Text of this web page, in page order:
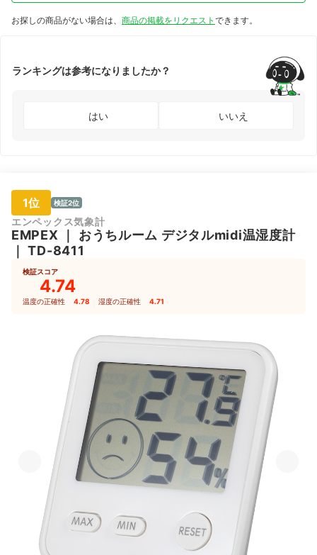
お探しの商品がない場合は、 商品の掲載をリクエスト できます。
ランキングは参考になりましたか？
はい いいえ
1位 検証2位
エンペックス気象計
EMPEX
おうちルーム デジタルmidi温湿度計
｜TD-8411
検証スコア
4.74
温度の正確性 4.78 湿度の正確性 4.71